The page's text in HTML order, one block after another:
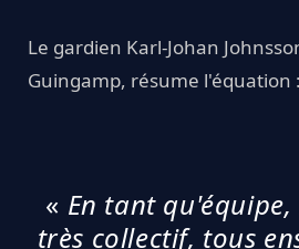
Le gardien Karl-Johan
Guingamp, résume l'équation :
« En tant
très collectif, tous